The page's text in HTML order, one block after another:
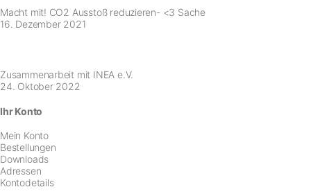
Macht mit! CO2 Ausstoß reduzieren- <3 Sache
16. Dezember 2021
Zusammenarbeit mit INEA e.V.
24. Oktober 2022
Ihr Konto
Mein Konto
Bestellungen
Downloads
Adressen
Kontodetails